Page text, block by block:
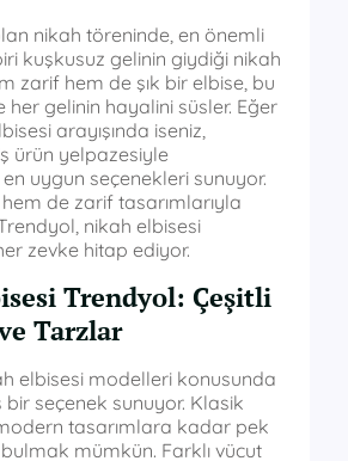
nikah töreninde, en önemli
kuşkusuz gelinin giydiği nikah
zarif hem de şık bir elbise, bu
her gelinin hayalini süsler. Eğer
arayışında iseniz,
ürün yelpazesiyle
en uygun seçenekleri sunuyor.
de zarif tasarımlarıyla
nikah elbisesi
zevke hitap ediyor.
Trendyol: Çeşitli
Tarzlar
elbisesi modelleri konusunda
seçenek sunuyor. Klasik
tasarımlara kadar pek
mümkün. Farklı vücut